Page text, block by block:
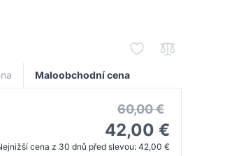
Maloobchodní cena
60,00 €
42,00 €
cena z 30 dnů před slevou: 42,00 €